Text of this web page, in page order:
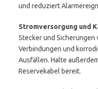
und reduziert
Stromversorgung und
Stecker und Sicherungen
Verbindungen und
Ausfällen. Halte
Reservekabel bereit.